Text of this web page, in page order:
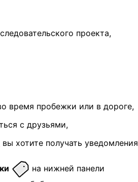
проекта,
время пробежки или в дороге,
с друзьями,
вы хотите получать уведомления
на нижней панели